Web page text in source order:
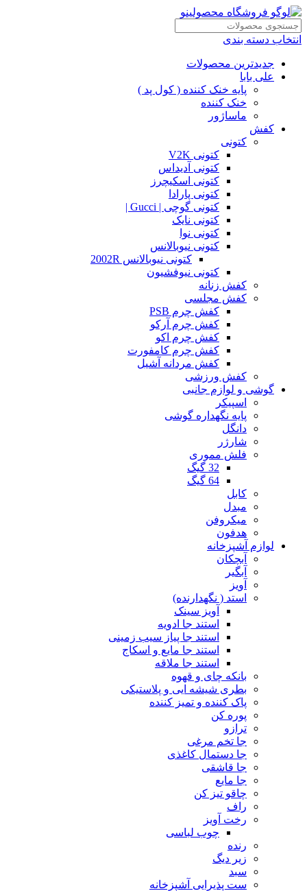
انتخاب دسته بندی
جدیدترین محصولات
علی بابا
پایه خنک کننده ( کول پد )
خنک کننده
ماساژور
کفش
کتونی
کتونی V2K
کتونی آدیداس
کتونی اسکیچرز
کتونی پارادا
کتونی گوچی | Gucci |
کتونی نایک
کتونی نوا
کتونی نیوبالانس
کتونی نیوبالانس 2002R
کتونی نیوفشیون
کفش زنانه
کفش مجلسی
کفش چرم PSB
کفش چرم آرکو
کفش چرم اکو
کفش چرم کامفورت
کفش مردانه آشیل
کفش ورزشی
گوشی و لوازم جانبی
اسپیکر
پایه نگهداره گوشی
دانگل
شارژر
فلش مموری
32 گیگ
64 گیگ
کابل
مبدل
میکروفن
هدفون
لوازم آشپزخانه
آبچکان
آبگیر
آویز
استد ( نگهدارنده)
آویز سینک
استند جا ادویه
استند جا پیاز سیب زمینی
استند جا مایع و اسکاج
استند جا ملاقه
بانکه چای و قهوه
بطری شیشه ایی و پلاستیکی
پاک کننده و تمیز کننده
پوره کن
ترازو
جا تخم مرغی
جا دستمال کاغذی
جا قاشقی
جا مایع
چاقو تیز کن
راف
رخت آویز
چوب لباسی
رنده
زیر دیگ
سبد
ست پذیرایی آشپزخانه